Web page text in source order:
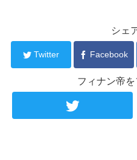
シェ
Twitter Facebook
フィナン帝